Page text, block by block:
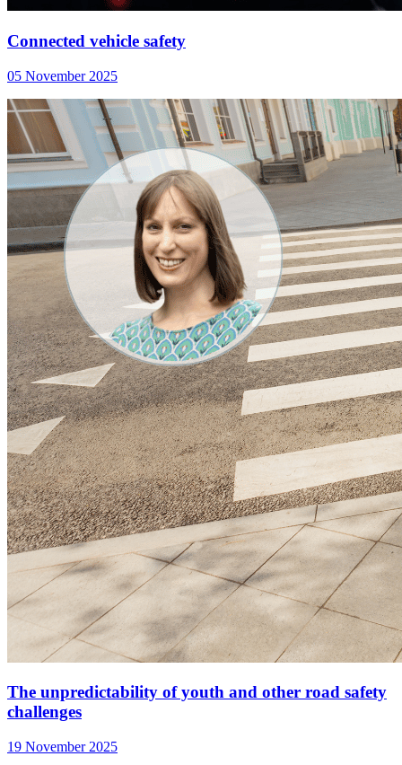
Connected vehicle safety
05 November 2025
The unpredictability of youth and other road safety
challenges
19 November 2025